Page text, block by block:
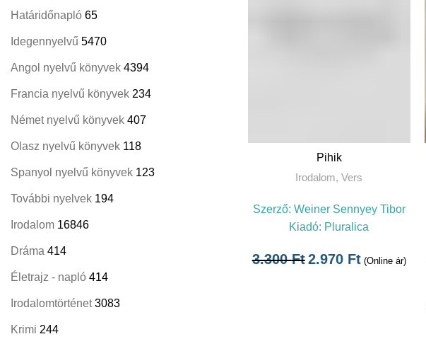
Határidőnapló 65
Idegennyelvű 5470
Angol nyelvű könyvek 4394
Francia nyelvű könyvek 234
Német nyelvű könyvek 407
Olasz nyelvű könyvek 118
Spanyol nyelvű könyvek 123
További nyelvek 194
Irodalom 16846
Dráma 414
Életrajz - napló 414
Irodalomtörténet 3083
Krimi 244
TOVÁBB
Pihik
Irodalom,Vers
Szerző: Weiner Sennyey Tibor
Kiadó: Pluralica
3.300Ft2.970 Ft (Online ár)